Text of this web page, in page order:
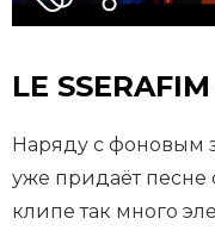
LE
Наряду с фоновым
уже придаёт песне
клипе так много